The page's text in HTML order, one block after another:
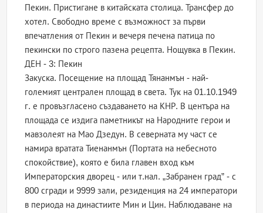
Пекин. Пристигане в китайската столица. Трансфер до
хотел. Свободно време с възможност за първи
впечатления от Пекин и вечеря печена патица по
пекински по строго пазена рецепта. Нощувка в Пекин.
ДЕН - 3: Пекин
Закуска. Посещение на площад Тянанмън - най-
големият централен площад в света. Тук на 01.10.1949
г. е провъзгласено създаването на КНР. В центъра на
площада се издига паметникът на Народните герои и
мавзолеят на Мао Дзедун. В северната му част се
намира вратата Тиенанмън (Портата на небесното
спокойствие), която е била главен вход към
Императорския дворец - или т.нал. „Забранен град” - с
800 сгради и 9999 зали, резиденция на 24 императори
в периода на династиите Мин и Цин. Наблюдаване на